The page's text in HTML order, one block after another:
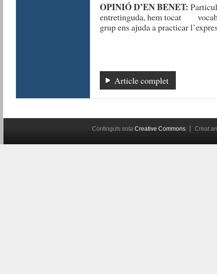
OPINIÓ D’EN BENET:
entretinguda, hem tocat
grup ens ajuda a practicar
Article complet
Continguts sota Creative Commons Creat